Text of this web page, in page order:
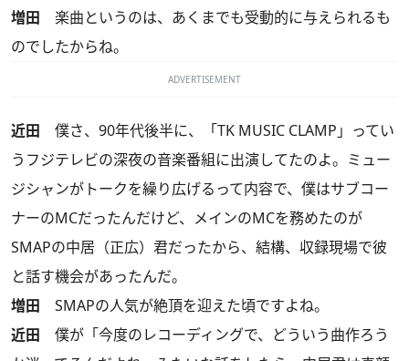
増田 楽曲というのは、あくまでも受動的に与えられるも
のでしたからね。
ADVERTISEMENT
近田 僕さ、90年代後半に、「TK MUSIC CLAMP」ってい
うフジテレビの深夜の音楽番組に出演してたのよ。ミュー
ジシャンがトークを繰り広げるって内容で、僕はサブコー
ナーのMCだったんだけど、メインのMCを務めたのが
SMAPの中居（正広）君だったから、結構、収録現場で彼
と話す機会があったんだ。
増田 SMAPの人気が絶頂を迎えた頃ですよね。
近田 僕が「今度のレコーディングで、どういう曲作ろう